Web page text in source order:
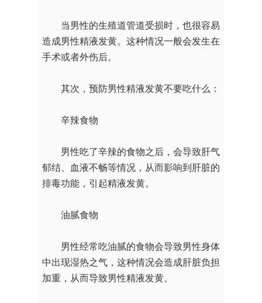
当男性的生殖道管道受损时，也很容易
造成男性精液发黄。这种情况一般会发生在
手术或者外伤后。
其次，预防男性精液发黄不要吃什么：
辛辣食物
男性吃了辛辣的食物之后，会导致肝气
郁结、血液不畅等情况，从而影响到肝脏的
排毒功能，引起精液发黄。
油腻食物
男性经常吃油腻的食物会导致男性身体
中出现湿热之气，这种情况会造成肝脏负担
加重，从而导致男性精液发黄。